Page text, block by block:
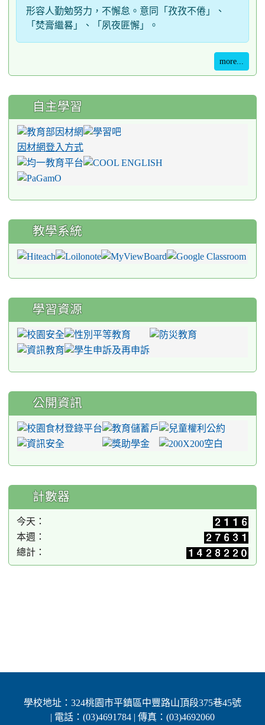
形容人勤勉努力，不懈怠。意同「孜孜不倦」、
「焚膏繼晷」、「夙夜匪懈」。
more...
自主學習
因材網登入方式
教學系統
學習資源
公開資訊
計數器
今天：
本週：
總計：
學校地址：324桃園市平鎮區中豐路山頂段375巷45號
| 電話：(03)4691784 | 傳真：(03)4692060